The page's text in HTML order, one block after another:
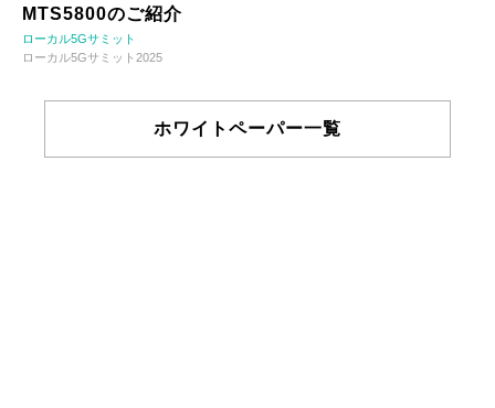
MTS5800のご紹介
ローカル5Gサミット
ローカル5Gサミット2025
ホワイトペーパー一覧